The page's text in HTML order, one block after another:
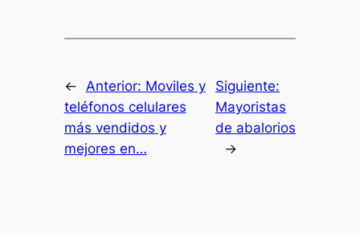
← Anterior: Moviles y
teléfonos celulares
más vendidos y
mejores en…
Siguiente:
Mayoristas
de abalorios
→